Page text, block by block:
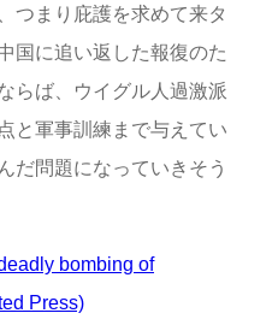
つまり庇護を求めて来タ
国に追い返した報復のた
らば、ウイグル人過激派
と軍事訓練まで与えてい
だ問題になっていきそう
bombing of
Press)